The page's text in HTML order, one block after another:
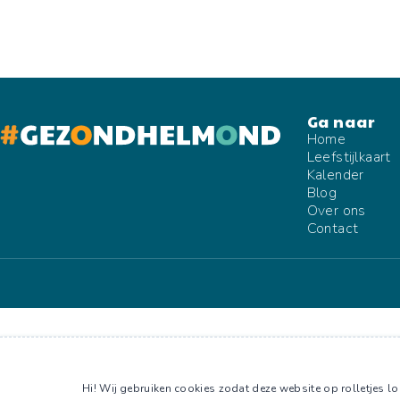
Hi! Wij gebruiken cookies zodat deze website op rolletjes
Home
Leefstijlkaart
Kalender
Blog
Over ons
Contact